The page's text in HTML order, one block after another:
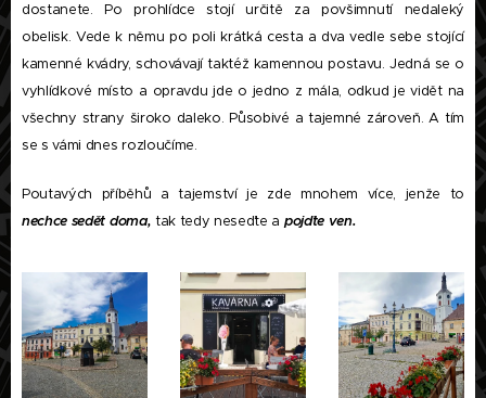
dostanete. Po prohlídce stojí určitě za povšimnutí nedaleký
obelisk. Vede k němu po poli krátká cesta a dva vedle sebe stojící
kamenné kvádry, schovávají taktéž kamennou postavu. Jedná se o
vyhlídkové místo a opravdu jde o jedno z mála, odkud je vidět na
všechny strany široko daleko. Působivé a tajemné zároveň. A tím
se s vámi dnes rozloučíme.
Poutavých příběhů a tajemství je zde mnohem více, jenže to
nechce sedět doma, tak tedy neseďte a pojďte ven.